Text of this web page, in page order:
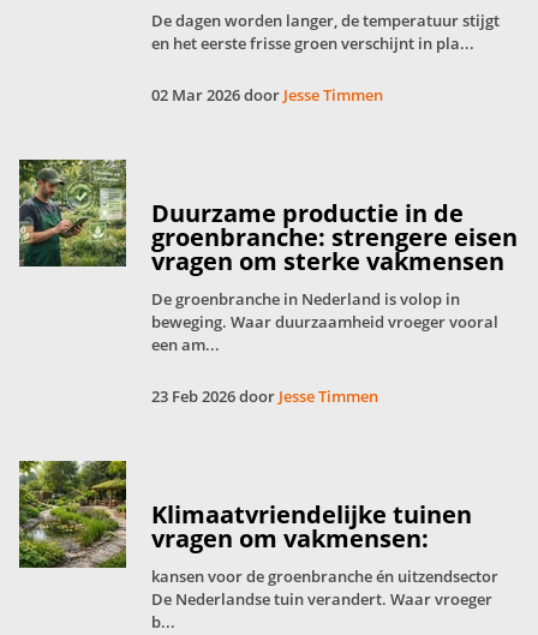
De dagen worden langer, de temperatuur stijgt
en het eerste frisse groen verschijnt in pla...
02 Mar 2026 door Jesse Timmen
Duurzame productie in de
groenbranche: strengere eisen
vragen om sterke vakmensen
De groenbranche in Nederland is volop in
beweging. Waar duurzaamheid vroeger vooral
een am...
23 Feb 2026 door Jesse Timmen
Klimaatvriendelijke tuinen
vragen om vakmensen:
kansen voor de groenbranche én uitzendsector
De Nederlandse tuin verandert. Waar vroeger
b...